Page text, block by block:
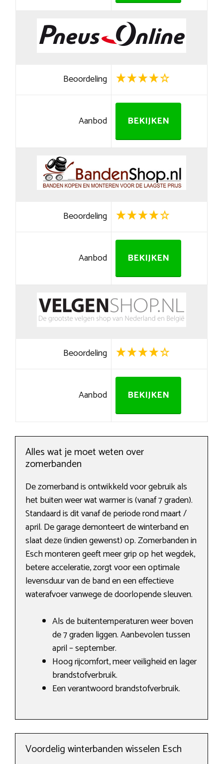
Beoordeling
Aanbod BEKIJKEN
Beoordeling
Aanbod BEKIJKEN
Beoordeling
Aanbod BEKIJKEN
Alles wat je moet weten over
zomerbanden
De zomerband is ontwikkeld voor gebruik als
het buiten weer wat warmer is (vanaf 7 graden).
Standaard is dit vanaf de periode rond maart /
april. De garage demonteert de winterband en
slaat deze (indien gewenst) op. Zomerbanden in
Esch monteren geeft meer grip op het wegdek,
betere acceleratie, zorgt voor een optimale
levensduur van de band en een effectieve
waterafvoer vanwege de doorlopende sleuven.
Als de buitentemperaturen weer boven
de 7 graden liggen. Aanbevolen tussen
april – september.
Hoog rijcomfort, meer veiligheid en lager
brandstofverbruik.
Een verantwoord brandstofverbruik.
Voordelig winterbanden wisselen Esch